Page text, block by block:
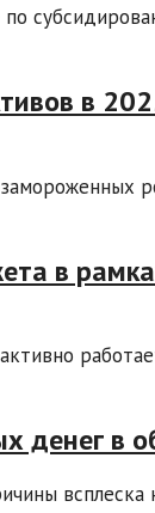
в
в
денег в
всплеска